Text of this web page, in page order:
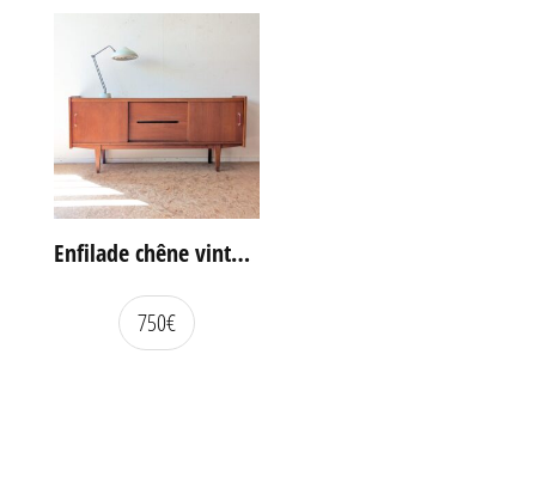
Enfilade chêne vintage portes coulissantes
750€